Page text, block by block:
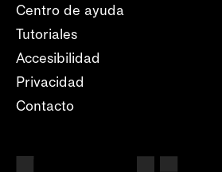
Centro de ayuda
Tutoriales
Accesibilidad
Privacidad
Contacto